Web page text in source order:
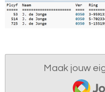
Maak jouw